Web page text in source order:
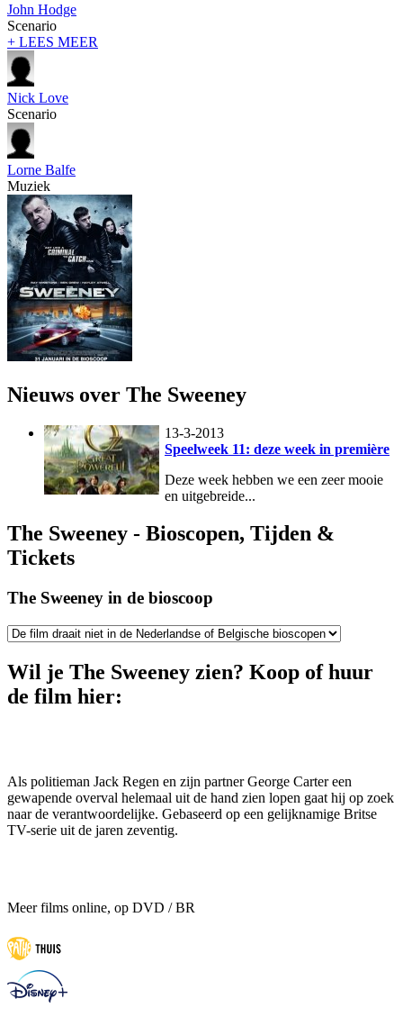
John Hodge
Scenario
+ LEES MEER
Nick Love
Scenario
Lorne Balfe
Muziek
Nieuws over The Sweeney
13-3-2013
Speelweek 11: deze week in première
Deze week hebben we een zeer mooie
en uitgebreide...
The Sweeney - Bioscopen, Tijden &
Tickets
The Sweeney in de bioscoop
Wil je The Sweeney zien? Koop of huur
de film hier:
Als politieman Jack Regen en zijn partner George Carter een
gewapende overval helemaal uit de hand zien lopen gaat hij op zoek
naar de verantwoordelijke. Gebaseerd op een gelijknamige Britse
TV-serie uit de jaren zeventig.
Meer films online, op DVD / BR